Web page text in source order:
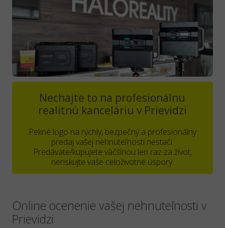
Nechajte to na profesionálnu
realitnú kanceláriu v Prievidzi
Pekné logo na rýchly, bezpečný a profesionálny
predaj vašej nehnuteľnosti nestačí.
Predávate/kupujete väčšinou len raz za život,
neriskujte vaše celoživotné úspory.
Online ocenenie vašej nehnuteľnosti v
Prievidzi